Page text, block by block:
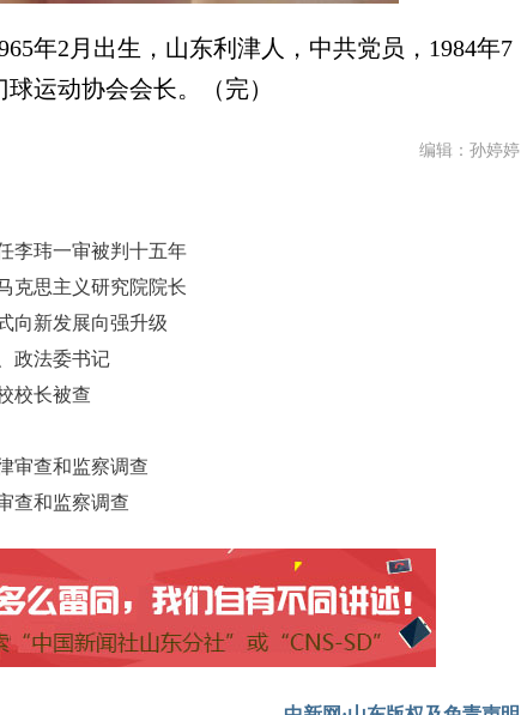
年2月出生，山东利津人，中共党员，1984年7
运动协会会长。（完）
编辑：孙婷婷
李玮一审被判十五年
克思主义研究院院长
向新发展向强升级
政法委书记
校长被查
审查和监察调查
查和监察调查